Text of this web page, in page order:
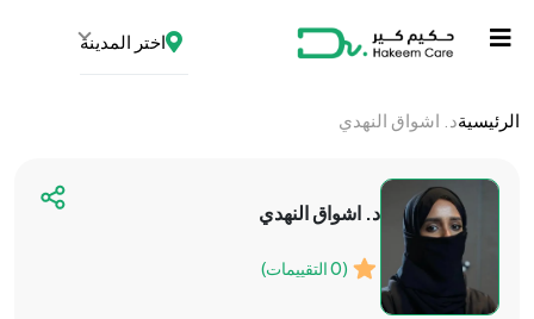
اختر المدينة
الرئيسيةد. اشواق النهدي
د. اشواق النهدي
(0 التقييمات)